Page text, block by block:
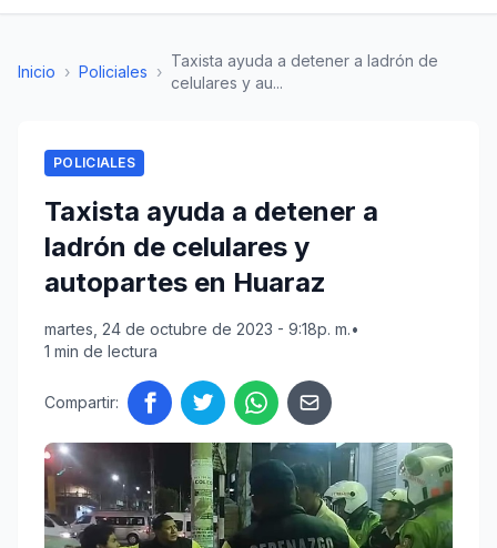
Inicio › Policiales ›
Taxista ayuda a detener a ladrón de
celulares y au...
POLICIALES
Taxista ayuda a detener a
ladrón de celulares y
autopartes en Huaraz
martes, 24 de octubre de 2023 - 9:18p. m.•
1 min de lectura
Compartir: